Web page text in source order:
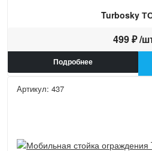
Turbosky
499 ₽ /
Подробнее
Артикул: 437